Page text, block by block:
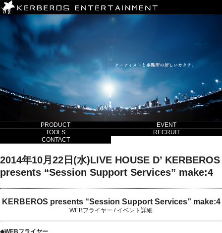
PRODUCT
EVENT
TOOLS
RECRUIT
CONTACT
2014年10月22日(水)LIVE HOUSE D’ KERBEROS
presents “Session Support Services” make:4
KERBEROS presents “Session Support Services” make:4
WEBフライヤー / イベント詳細
◆WEBフライヤー